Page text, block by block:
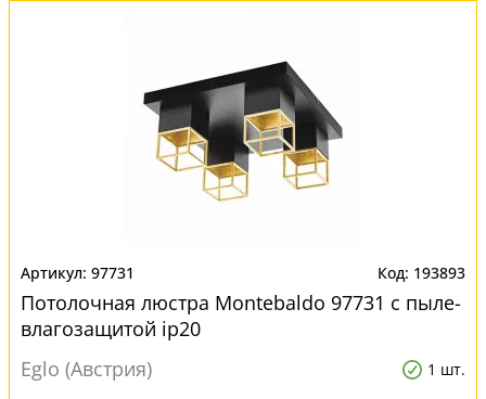
97731 193893
Потолочная люстра Montebaldo 97731 с пыле-
влагозащитой ip20
Eglo (Австрия)
1 шт.